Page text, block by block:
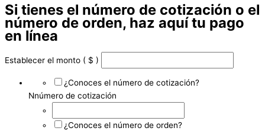
Si tienes el número de cotización o el
número de orden, haz aquí tu pago
en línea
Establecer el monto ( $ )
¿Conoces el número de cotización?
Nnúmero de cotización
¿Conoces el número de orden?